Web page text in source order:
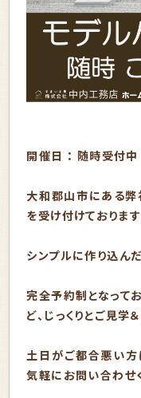
開催日 ： 随時受付中
大和郡山市にある弊
を受け付けております
シンプルに作り込ん
完全予約制となって
ど、じっくりとご見学
土日がご都合悪い方
気軽にお問い合わせ